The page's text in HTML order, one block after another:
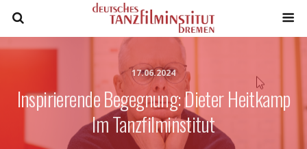
17.06.2024
Inspirierende Begegnung: Dieter Heitkamp
Im Tanzfilminstitut